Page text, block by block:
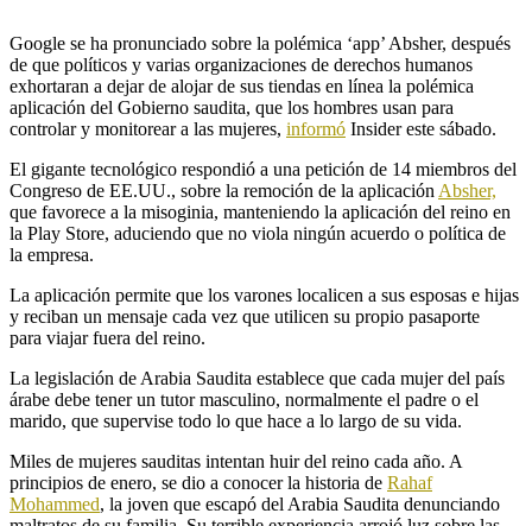
Google se ha pronunciado sobre la polémica ‘app’ Absher, después
de que políticos y varias organizaciones de derechos humanos
exhortaran a dejar de alojar de sus tiendas en línea la polémica
aplicación del Gobierno saudita, que los hombres usan para
controlar y monitorear a las mujeres, informó Insider este sábado.
El gigante tecnológico respondió a una petición de 14 miembros del
Congreso de EE.UU., sobre la remoción de la aplicaciónAbsher,
que favorece a la misoginia, manteniendo la aplicación del reino en
la Play Store, aduciendo que no viola ningún acuerdo o política de
la empresa.
La aplicación permite que los varones localicen a sus esposas e hijas
y reciban un mensaje cada vez que utilicen su propio pasaporte
para viajar fuera del reino.
La legislación de Arabia Saudita establece que cada mujer del país
árabe debe tener un tutor masculino, normalmente el padre o el
marido, que supervise todo lo que hace a lo largo de su vida.
Miles de mujeres sauditas intentan huir del reino cada año. A
principios de enero, se dio a conocer la historia de Rahaf
Mohammed, la joven que escapó del Arabia Saudita denunciando